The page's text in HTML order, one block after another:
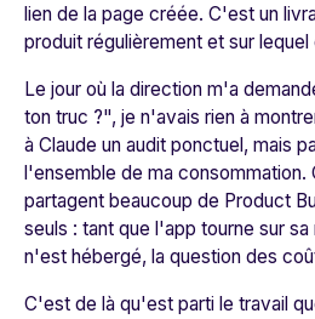
lien de la page créée. C'est un
produit régulièrement et sur
Le jour où la direction m'a
ton truc ?", je n'avais rien à
à Claude un audit ponctuel, mais
l'ensemble de ma
partagent beaucoup de Product
seuls : tant que l'app tourne sur
n'est hébergé, la question des
C'est de là qu'est parti le travail